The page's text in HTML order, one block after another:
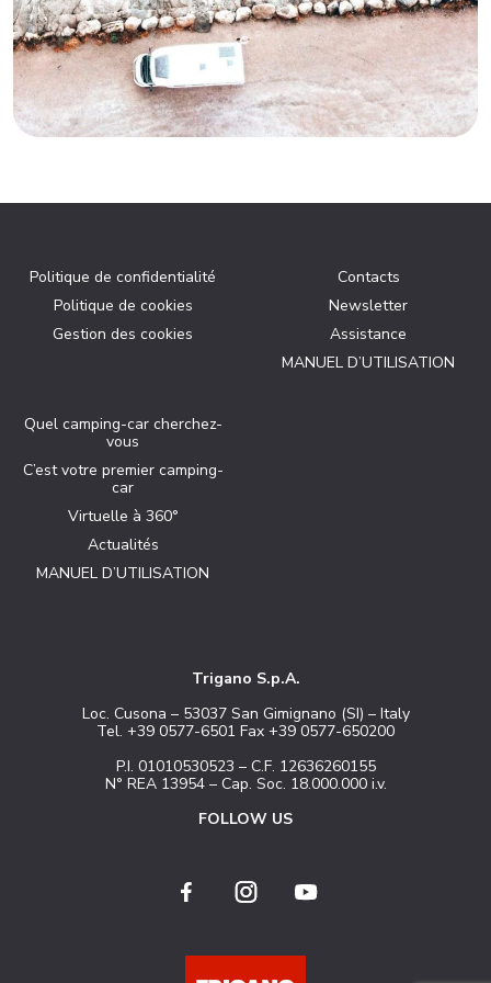
Politique de confidentialité
Politique de cookies
Gestion des cookies
Contacts
Newsletter
Assistance
MANUEL D’UTILISATION
Quel camping-car cherchez-
vous
C’est votre premier camping-
car
Virtuelle à 360°
Actualités
MANUEL D’UTILISATION
Trigano S.p.A.
Loc. Cusona – 53037 San Gimignano (SI) – Italy
Tel. +39 0577-6501 Fax +39 0577-650200
P.I. 01010530523 – C.F. 12636260155
N° REA 13954 – Cap. Soc. 18.000.000 i.v.
FOLLOW US